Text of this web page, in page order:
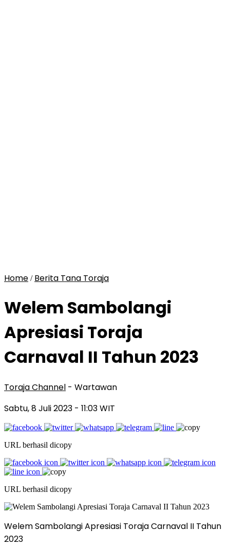
Home / Berita Tana Toraja
Welem Sambolangi
Apresiasi Toraja
Carnaval II Tahun 2023
Toraja Channel - Wartawan
Sabtu, 8 Juli 2023 - 11:03 WIT
URL berhasil dicopy
URL berhasil dicopy
Welem Sambolangi Apresiasi Toraja Carnaval II Tahun
2023